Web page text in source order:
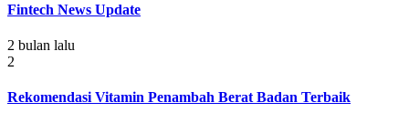
Fintech News Update
2 bulan lalu
2
Rekomendasi Vitamin Penambah Berat Badan Terbaik